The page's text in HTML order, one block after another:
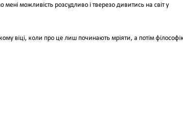
мені можливість розсудливо і тверезо дивитись на світ у
віці, коли про це лиш починають мріяти, а потім